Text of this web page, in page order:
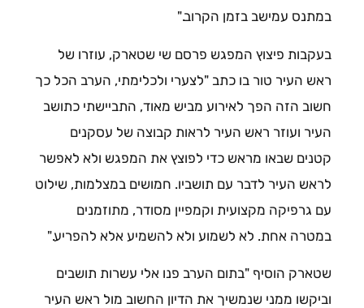
במתנס עמישב בזמן הקרוב."
בעקבות פיצוץ המפגש פרסם שי שטארק, עוזרו של
ראש העיר טור בו כתב "לצערי ולכלימתי, הערב הכל כך
חשוב הזה הפך לאירוע מביש מאוד, התביישתי כתושב
העיר ועוזר ראש העיר לראות קבוצה של עסקנים
קטנים שבאו מראש כדי לפוצץ את המפגש ולא לאפשר
לראש העיר לדבר עם תושביו. חמושים במצלמות, שילוט
עם גרפיקה מקצועית וקמפיין מסודר, מתוזמנים
במטרה אחת. לא לשמוע ולא להשמיע אלא להפריע."
שטארק הוסיף "בתום הערב פנו אלי עשרות תושבים
וביקשו ממני שנמשיך את הדיון החשוב מול ראש העיר